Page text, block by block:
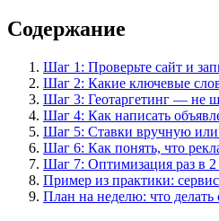
Содержание
Шаг 1: Проверьте сайт и
Шаг 2: Какие ключевые
Шаг 3: Геотаргетинг — не
Шаг 4: Как написать
Шаг 5: Ставки вручную или
Шаг 6: Как понять, что
Шаг 7: Оптимизация раз в 2
Пример из практики:
План на неделю: что делать